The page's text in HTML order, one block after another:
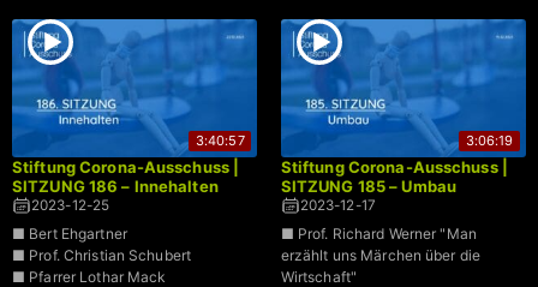
3:40:57
Stiftung Corona-Ausschuss |
SITZUNG 186 – Innehalten
2023-12-25
■ Bert Ehgartner
■ Prof. Christian Schubert
■ Pfarrer Lothar Mack
3:06:19
Stiftung Corona-Ausschuss |
SITZUNG 185 – Umbau
2023-12-17
■ Prof. Richard Werner "Man
erzählt uns Märchen über die
Wirtschaft"